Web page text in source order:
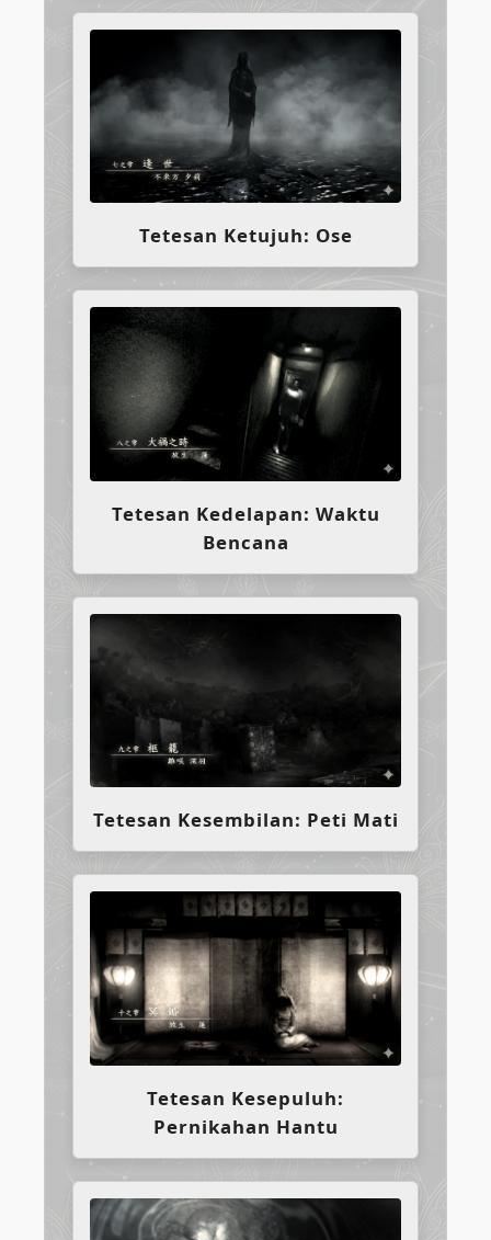
Tetesan Ketujuh: Ose
Tetesan Kedelapan: Waktu
Bencana
Tetesan Kesembilan: Peti Mati
Tetesan Kesepuluh:
Pernikahan Hantu